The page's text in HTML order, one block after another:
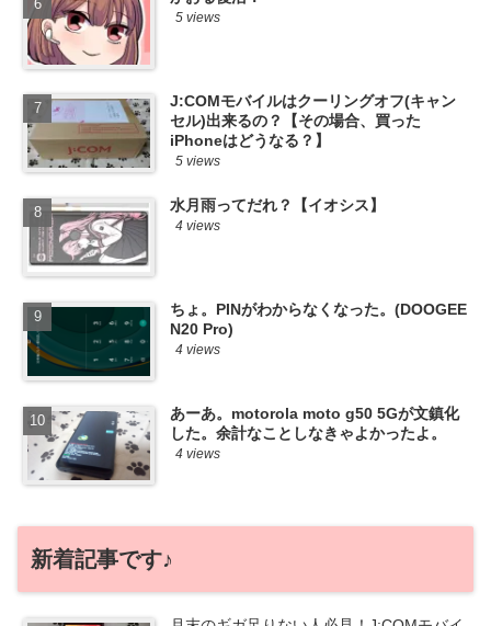
5 views
J:COMモバイルはクーリングオフ(キャン
セル)出来るの？【その場合、買った
iPhoneはどうなる？】
5 views
水月雨ってだれ？【イオシス】
4 views
ちょ。PINがわからなくなった。(DOOGEE
N20 Pro)
4 views
あーあ。motorola moto g50 5Gが文鎮化
した。余計なことしなきゃよかったよ。
4 views
新着記事です♪